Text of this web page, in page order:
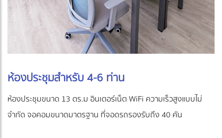
ห้องประชุมสำหรับ 4-6 ท่าน
ห้องประชุมขนาด 13 ตร.ม อินเตอร์เน็ต WiFi ความเร็วสูงแบบไม่
จำกัด จอคอมขนาดมาตรฐาน ที่จอดรถรองรับถึง 40 คัน